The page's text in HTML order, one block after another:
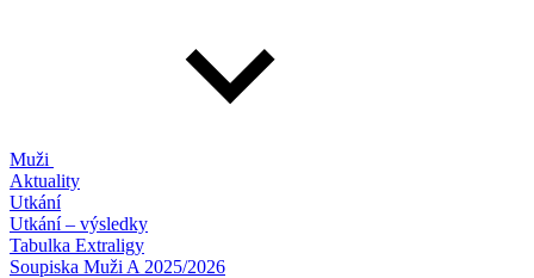
Muži
Aktuality
Utkání
Utkání – výsledky
Tabulka Extraligy
Soupiska Muži A 2025/2026